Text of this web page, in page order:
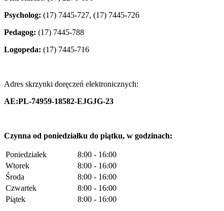
Psycholog: (17) 7445-727, (17) 7445-726
Pedagog: (17) 7445-788
Logopeda: (17) 7445-716
Adres skrzynki doręczeń elektronicznych:
AE:PL-74959-18582-EJGJG-23
Czynna od poniedziałku do piątku, w godzinach:
Poniedziałek
8:00 - 16:00
Wtorek
8:00 - 16:00
Środa
8:00 - 16:00
Czwartek
8:00 - 16:00
Piątek
8:00 - 16:00